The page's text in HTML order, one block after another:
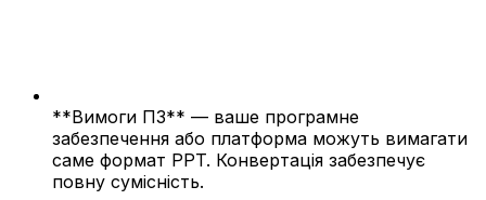
**Вимоги ПЗ** — ваше програмне
забезпечення або платформа можуть вимагати
саме формат PPT. Конвертація забезпечує
повну сумісність.